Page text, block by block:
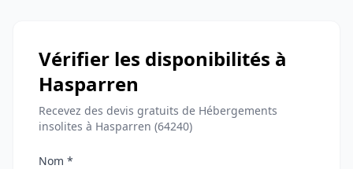
Vérifier les disponibilités à
Hasparren
Recevez des devis gratuits de Hébergements
insolites à Hasparren (64240)
Nom *